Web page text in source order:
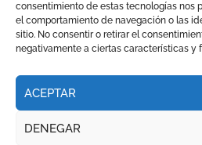
consentimiento de estas tecnologías nos
el comportamiento de navegación o las
sitio. No consentir o retirar el
negativamente a ciertas características y
ACEPTAR
DENEGAR
Copyright © Todos los